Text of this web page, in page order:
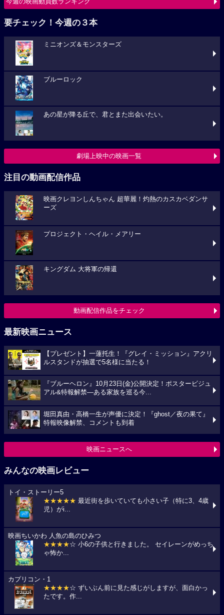
要チェック！今週の３本
ミニオンズ＆モンスターズ
ブルーロック
あの星が降る丘で、君とまた出会いたい。
劇場上映中の映画一覧
注目の動画配信作品
映画クレヨンしんちゃん 超華麗！灼熱のカスカベダンサ
ーズ
プロジェクト・ヘイル・メアリー
キングダム 大将軍の帰還
動画配信作品をチェック
最新映画ニュース
【プレゼント】一蓮托生！『グレイ・ミッション』アクリ
ルスタンドが抽選で5名様に当たる！
『ブルーヘロン』10月23日(金)公開決定！ポスタービジュ
アル&特報解禁―ある家族を巡る今...
堀田真由・高橋一生が声優に決定！『ghost／夜の果て』
特報映像解禁、コメントも到着
映画ニュースへ
みんなの映画レビュー
トイ・ストーリー5
★★★★★ 最近街を歩いていても小さい子（特に3、4歳
児）がi...
映画ちいかわ 人魚の島のひみつ
★★★★☆ 小6の子供と行きました。 セイレーンがめっち
ゃ怖か...
カプリコン・1
★★★★☆ ずいぶん前に見た感じがしますが、面白かっ
たです。作...